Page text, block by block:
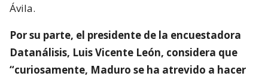
Ávila.
Por su parte, el presidente de la encuestadora
Datanálisis, Luis Vicente León, considera que
“curiosamente, Maduro se ha atrevido a hacer